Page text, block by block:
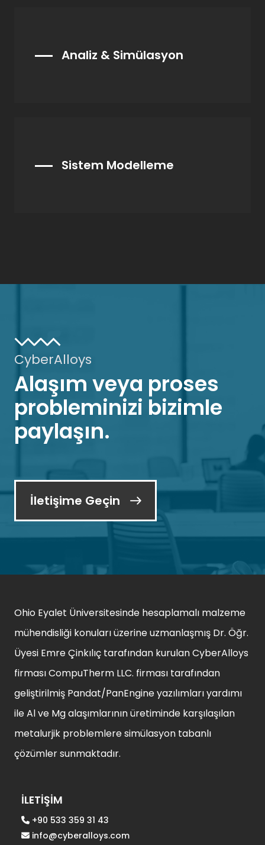
Analiz & Simülasyon
Sistem Modelleme
CyberAlloys
Alaşım veya proses
probleminizi bizimle
paylaşın.
İletişime Geçin
Ohio Eyalet Üniversitesinde hesaplamalı malzeme
mühendisliği konuları üzerine uzmanlaşmış Dr. Öğr.
Üyesi Emre Çinkılıç tarafından kurulan CyberAlloys
firması CompuTherm LLC. firması tarafından
geliştirilmiş Pandat/PanEngine yazılımları yardımı
ile Al ve Mg alaşımlarının üretiminde karşılaşılan
metalurjik problemlere simülasyon tabanlı
çözümler sunmaktadır.
İLETİŞİM
+90 533 359 31 43
info@cyberalloys.com